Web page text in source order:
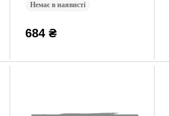
Немає в наявнсті
684 ₴